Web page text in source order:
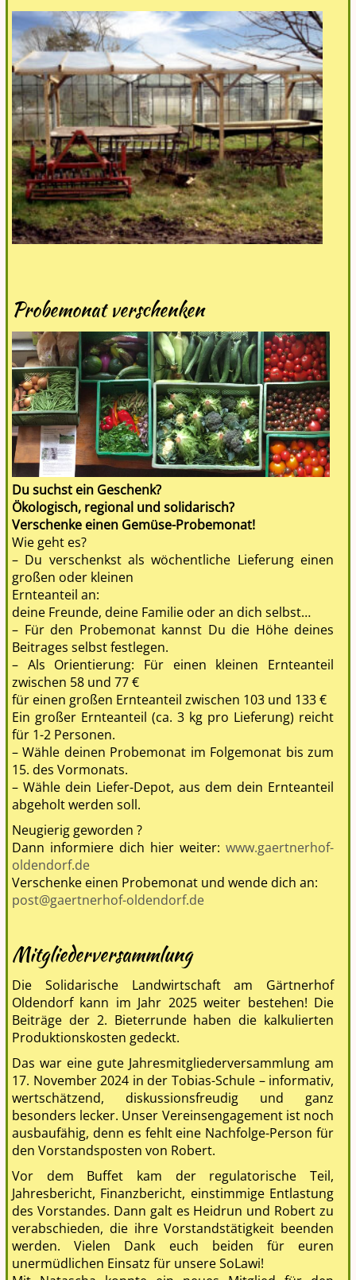
Probemonat verschenken
Du suchst ein Geschenk?
Ökologisch, regional und solidarisch?
Verschenke einen Gemüse-Probemonat!
Wie geht es?
– Du verschenkst als wöchentliche Lieferung einen
großen oder kleinen
Ernteanteil an:
deine Freunde, deine Familie oder an dich selbst…
– Für den Probemonat kannst Du die Höhe deines
Beitrages selbst festlegen.
– Als Orientierung: Für einen kleinen Ernteanteil
zwischen 58 und 77 €
für einen großen Ernteanteil zwischen 103 und 133 €
Ein großer Ernteanteil (ca. 3 kg pro Lieferung) reicht
für 1-2 Personen.
– Wähle deinen Probemonat im Folgemonat bis zum
15. des Vormonats.
– Wähle dein Liefer-Depot, aus dem dein Ernteanteil
abgeholt werden soll.
Neugierig geworden ?
Dann informiere dich hier weiter:www.gaertnerhof-
oldendorf.de
Verschenke einen Probemonat und wende dich an:
post@gaertnerhof-oldendorf.de
Mitgliederversammlung
Die Solidarische Landwirtschaft am Gärtnerhof
Oldendorf kann im Jahr 2025 weiter bestehen! Die
Beiträge der 2. Bieterrunde haben die kalkulierten
Produktionskosten gedeckt.
Das war eine gute Jahresmitgliederversammlung am
17. November 2024 in der Tobias-Schule – informativ,
wertschätzend, diskussionsfreudig und ganz
besonders lecker. Unser Vereinsengagement ist noch
ausbaufähig, denn es fehlt eine Nachfolge-Person für
den Vorstandsposten von Robert.
Vor dem Buffet kam der regulatorische Teil,
Jahresbericht, Finanzbericht, einstimmige Entlastung
des Vorstandes. Dann galt es Heidrun und Robert zu
verabschieden, die ihre Vorstandstätigkeit beenden
werden. Vielen Dank euch beiden für euren
unermüdlichen Einsatz für unsere SoLawi!